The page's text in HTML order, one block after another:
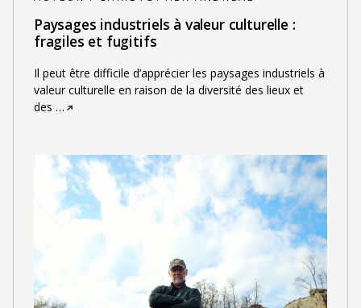
Paysages industriels à valeur culturelle :
fragiles et fugitifs
Il peut être difficile d’apprécier les paysages industriels à
valeur culturelle en raison de la diversité des lieux et
des …